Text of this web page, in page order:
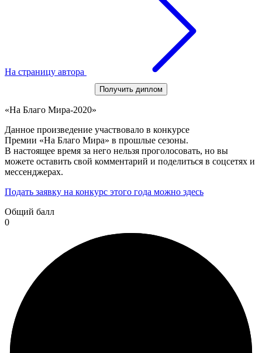
На страницу автора
Получить диплом
«На Благо Мира-2020»
Данное произведение участвовало в конкурсе
Премии «На Благо Мира» в прошлые сезоны.
В настоящее время за него нельзя проголосовать, но вы
можете оставить свой комментарий и поделиться в соцсетях и
мессенджерах.
Подать заявку на конкурс этого года можно здесь
Общий балл
0